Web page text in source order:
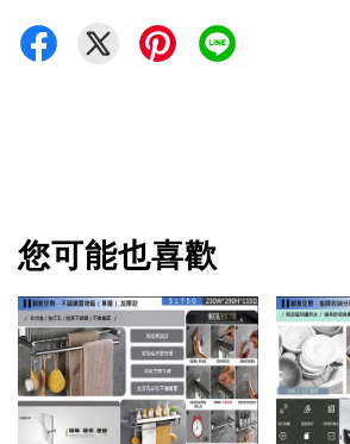
您可能也喜歡